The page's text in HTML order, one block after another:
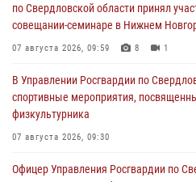
по Свердловской области принял
совещании-семинаре в Нижнем
07 августа 2026, 09:59 8 1
В Управлении Росгвардии по
спортивные мероприятия,
физкультурника
07 августа 2026, 09:30
Офицер Управления Росгвардии по